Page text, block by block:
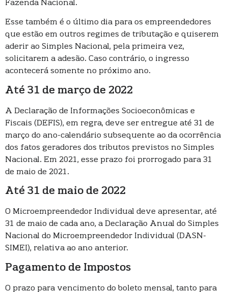
Fazenda Nacional.
Esse também é o último dia para os empreendedores
que estão em outros regimes de tributação e quiserem
aderir ao Simples Nacional, pela primeira vez,
solicitarem a adesão. Caso contrário, o ingresso
acontecerá somente no próximo ano.
Até 31 de março de 2022
A Declaração de Informações Socioeconômicas e
Fiscais (DEFIS), em regra, deve ser entregue até 31 de
março do ano-calendário subsequente ao da ocorrência
dos fatos geradores dos tributos previstos no Simples
Nacional. Em 2021, esse prazo foi prorrogado para 31
de maio de 2021.
Até 31 de maio de 2022
O Microempreendedor Individual deve apresentar, até
31 de maio de cada ano, a Declaração Anual do Simples
Nacional do Microempreendedor Individual (DASN-
SIMEI), relativa ao ano anterior.
Pagamento de Impostos
O prazo para vencimento do boleto mensal, tanto para